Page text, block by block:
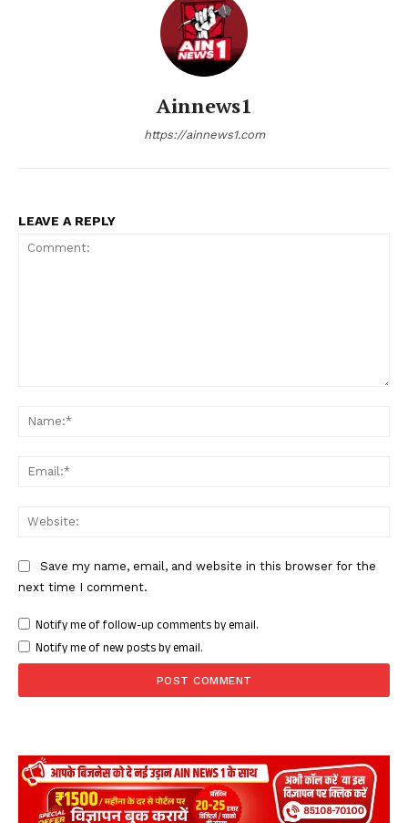
Facebook
NEWS 1 App
Ainnews1
https://ainnews1.com
LEAVE A REPLY
Save my name, email, and website in this browser for the
next time I comment.
Notify me of follow-up comments by email.
Notify me of new posts by email.